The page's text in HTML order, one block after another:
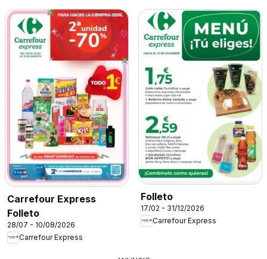
Carrefour Express
Folleto
28/07 - 10/08/2026
Carrefour Express
Folleto
17/02 - 31/12/2026
Carrefour Express